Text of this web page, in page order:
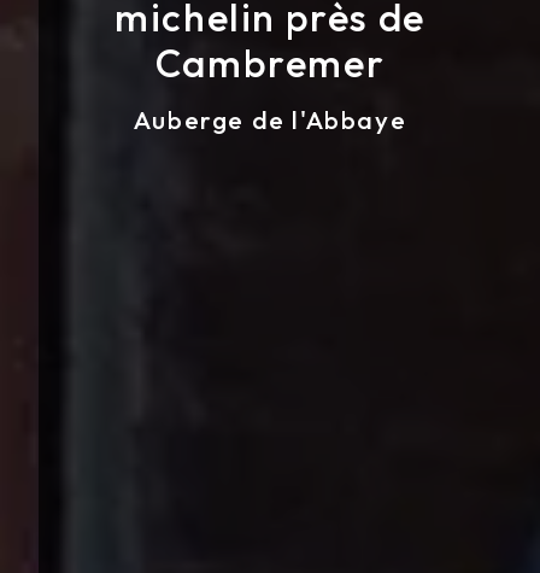
michelin près de
Cambremer
Auberge de l'Abbaye